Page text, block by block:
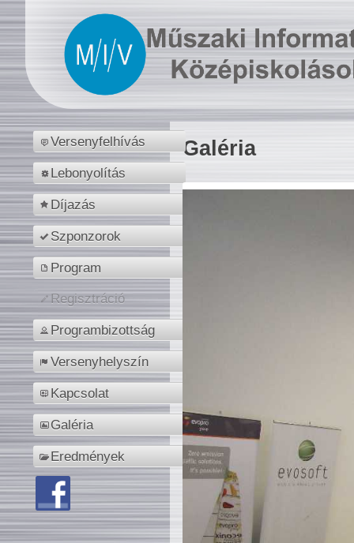
Versenyfelhívás
Lebonyolítás
Díjazás
Szponzorok
Program
Regisztráció
Programbizottság
Versenyhelyszín
Kapcsolat
Galéria
Eredmények
Galéria